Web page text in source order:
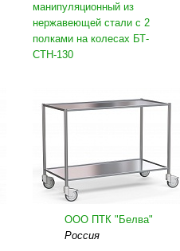
манипуляционный из
нержавеющей стали с 2
полками на колесах БТ-
СТН-130
ООО ПТК "Белва"
Россия